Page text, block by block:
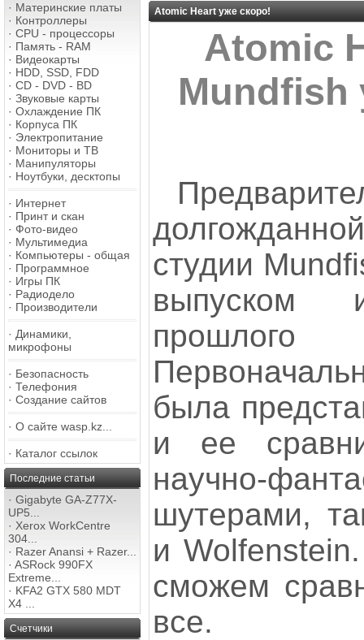
· Материнские платы
· Контроллеры
· CPU - процессоры
· Память - RAM
· Видеокарты
· HDD, SSD, FDD
· CD - DVD - BD
· Звуковые карты
· Охлаждение ПК
· Корпуса ПК
· Электропитание
· Мониторы и ТВ
· Манипуляторы
· Ноутбуки, десктопы
· Интернет
· Принт и скан
· Фото-видео
· Мультимедиа
· Компьютеры - общая
· Программное
· Игры ПК
· Радиодело
· Производители
· Динамики,
микрофоны
· Безопасность
· Телефония
· Создание сайтов
· О сайте wasp.kz...
· Каталог ссылок
Последние статьи
· Gigabyte GA-Z77X-
UP5...
· Xerox WorkCentre
304...
· Razer Anansi + Razer...
· ASRock 990FX
Extreme...
· KFA2 GTX 580 MDT
X4 ...
Счетчики
Atomic Heart уже скоро!
Atomic
Mundfish
студии
была
и ее
научно-
шутерами,
и
сможем
все.